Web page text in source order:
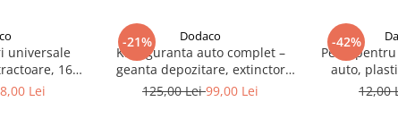
universale
16
dimensiuni
Lei
-21% Dodaco
Kit siguranta auto complet –
geanta depozitare, extinctor
spray 1000 ml, 2 triunghiuri
125,00 Lei99,00 Lei
-42%
Perie
auto,
12,00